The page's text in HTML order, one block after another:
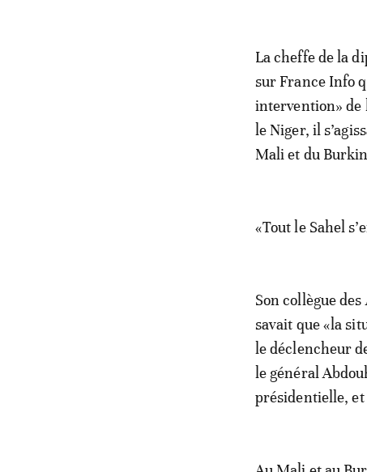
La cheffe de la
sur France Info
intervention» de
le Niger, il
Mali et du
«Tout le Sahel
Son collègue
savait que «la
le déclencheur
le général
présidentielle, et